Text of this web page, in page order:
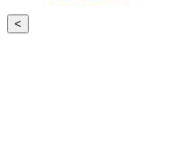
<